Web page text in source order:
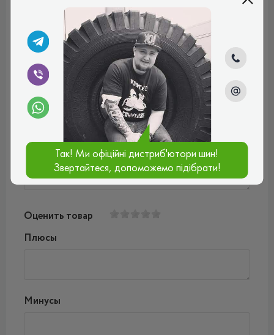
Ваш e-mail*
Введите комментарий*
Оценить товар
Плюсы
Минусы
Так! Ми офіційні дистриб'ютори шин!
Звертайтеся, допоможемо підібрати!